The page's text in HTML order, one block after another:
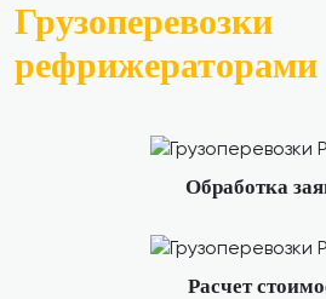
Грузоперевозки
рефрижераторами
Обработка
Расчет